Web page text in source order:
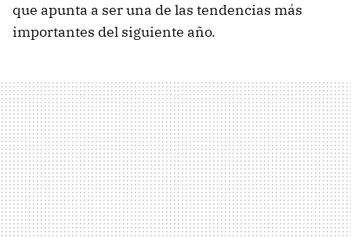
que apunta a ser una de las tendencias más
importantes del siguiente año.